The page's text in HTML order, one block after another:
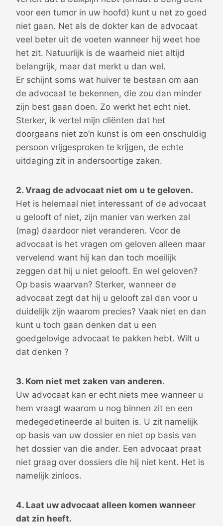
voor een tumor in uw hoofd) kunt u net zo goed
niet gaan. Net als de dokter kan de advocaat
veel beter uit de voeten wanneer hij weet hoe
het zit. Natuurlijk is de waarheid niet altijd
belangrijk, maar dat merkt u dan wel.
Er schijnt soms wat huiver te bestaan om aan
de advocaat te bekennen, die zou dan minder
zijn best gaan doen. Zo werkt het echt niet.
Sterker, ik vertel mijn cliënten dat het
doorgaans niet zo’n kunst is om een onschuldig
persoon vrijgesproken te krijgen, de echte
uitdaging zit in andersoortige zaken.
2. Vraag de advocaat niet om u te geloven.
Het is helemaal niet interessant of de advocaat
u gelooft of niet, zijn manier van werken zal
(mag) daardoor niet veranderen. Voor de
advocaat is het vragen om geloven alleen maar
vervelend want hij kan dan toch moeilijk
zeggen dat hij u niet gelooft. En wel geloven?
Op basis waarvan? Sterker, wanneer de
advocaat zegt dat hij u gelooft zal dan voor u
duidelijk zijn waarom precies? Vaak niet en dan
kunt u toch gaan denken dat u een
goedgelovige advocaat te pakken hebt. Wilt u
dat denken ?
3. Kom niet met zaken van anderen.
Uw advocaat kan er echt niets mee wanneer u
hem vraagt waarom u nog binnen zit en een
medegedetineerde al buiten is. U zit namelijk
op basis van uw dossier en niet op basis van
het dossier van die ander. Een advocaat praat
niet graag over dossiers die hij niet kent. Het is
namelijk zinloos.
4. Laat uw advocaat alleen komen wanneer
dat zin heeft.